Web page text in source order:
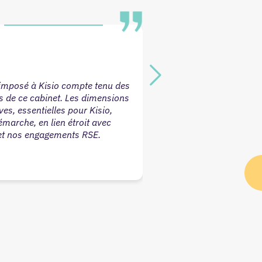
à Kisio compte tenu des
de ce cabinet. Les dimensions
essentielles pour Kisio,
en lien étroit avec
nos engagements RSE.